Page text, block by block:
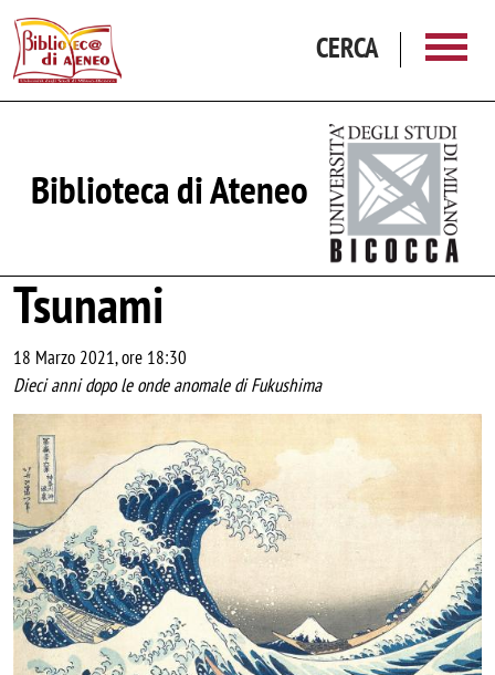
CERCA
Biblioteca di Ateneo
Tsunami
18 Marzo 2021, ore 18:30
Dieci anni dopo le onde anomale di Fukushima